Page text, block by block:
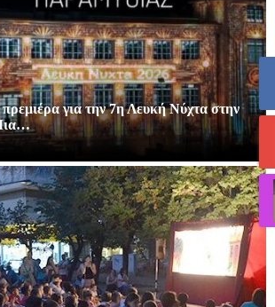
για την 7η Λευκή Νύχτα στην